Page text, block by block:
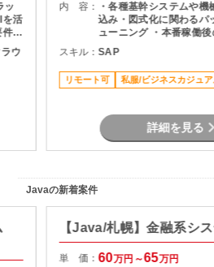
ッ
を活
に
・
ま
ウ
内 容：
・各種基幹システムや機
込み・図式化に関わるパ
ューニング ・本番稼働
え変更、微修正対応 ・メ
術習熟のサポート
スキル：SAP
リモート可 私服/ビジネスカジュ
詳細を見る
Javaの新着案件
【Java/札幌】金融系シ
単 価：60万円～65万円